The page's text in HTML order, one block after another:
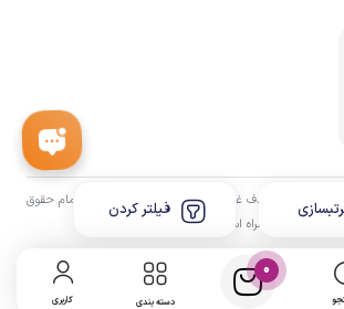
فیلتر کردن
0
دسته بندی کاربری
داشتن «هدف غیرتجاری» و ذکر «منبع» کافیست. تمام حقوق
اعتماد همراه است.